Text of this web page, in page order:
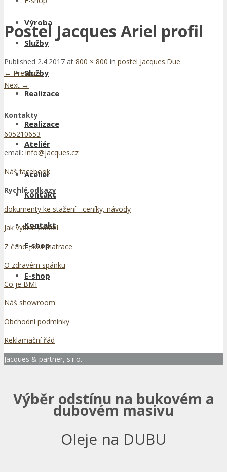
Služby
Realizace
Ateliér
Kontakt
E-shop
Výroba
Služby
Realizace
Ateliér
Kontakt
E-shop
Postel Jacques Ariel profil
Published 2.4.2017 at 800 × 800 in postel Jacques.Due
← Previous
Next →
Kontakty
605210653
email: info@jacques.cz
Náš facebook
Rychlé odkazy
dokumenty ke stažení - ceníky, návody
Jak vybrat postel
Z čeho jsou matrace
O zdravém spánku
Co je BMI
Náš showroom
Obchodní podmínky
Reklamační řád
Jacques & partner, s.r.o.
Výběr odstínu na bukovém a
dubovém masivu
Oleje na DUBU